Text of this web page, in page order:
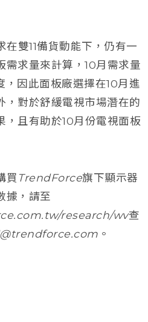
雙11備貨動能下，仍有一
需求量來計算，10月需求量
因此面板廠選擇在10月進
，對於舒緩電視市場潛在的
，且有助於10月份電視面板
買TrendForce旗下顯示器
據，請至
research/wv查
。